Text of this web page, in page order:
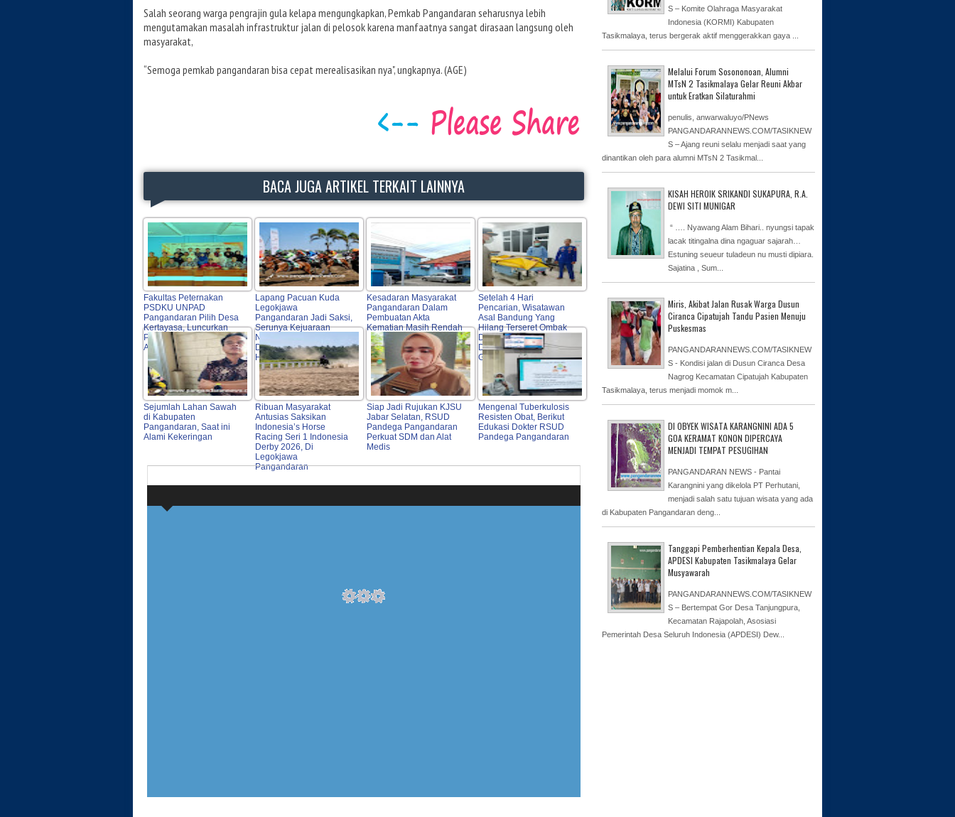
Salah seorang warga pengrajin gula kelapa mengungkapkan, Pemkab Pangandaran seharusnya lebih
mengutamakan masalah infrastruktur jalan di pelosok karena manfaatnya sangat dirasaan langsung oleh
masyarakat,
“Semoga pemkab pangandaran bisa cepat merealisasikan nya", ungkapnya. (AGE)
BACA JUGA ARTIKEL TERKAIT LAINNYA
Fakultas Peternakan
PSDKU UNPAD
Pangandaran Pilih Desa
Kertayasa, Luncurkan
Program Pendampingan
Agrokompleks
Lapang Pacuan Kuda
Legokjawa
Pangandaran Jadi Saksi,
Serunya Kejuaraan
Nasional Seri I Indonesia
Derby 2026 Indonesia's
Horse Racing
Kesadaran Masyarakat
Pangandaran Dalam
Pembuatan Akta
Kematian Masih Rendah
Setelah 4 Hari
Pencarian, Wisatawan
Asal Bandung Yang
Hilang Terseret Ombak
Di Pantai Pangandaran
Ditemukan Petugas
Gabungan
Sejumlah Lahan Sawah
di Kabupaten
Pangandaran, Saat ini
Alami Kekeringan
Ribuan Masyarakat
Antusias Saksikan
Indonesia’s Horse
Racing Seri 1 Indonesia
Derby 2026, Di
Legokjawa
Pangandaran
Siap Jadi Rujukan KJSU
Jabar Selatan, RSUD
Pandega Pangandaran
Perkuat SDM dan Alat
Medis
Mengenal Tuberkulosis
Resisten Obat, Berikut
Edukasi Dokter RSUD
Pandega Pangandaran
S – Komite Olahraga Masyarakat
Indonesia (KORMI) Kabupaten
Tasikmalaya, terus bergerak aktif menggerakkan gaya ...
Melalui Forum Sosononoan, Alumni
MTsN 2 Tasikmalaya Gelar Reuni Akbar
untuk Eratkan Silaturahmi
penulis, anwarwaluyo/PNews
PANGANDARANNEWS.COM/TASIKNEW
S – Ajang reuni selalu menjadi saat yang
dinantikan oleh para alumni MTsN 2 Tasikmal...
KISAH HEROIK SRIKANDI SUKAPURA, R.A.
DEWI SITI MUNIGAR
“ …. Nyawang Alam Bihari.. nyungsi tapak
lacak titingalna dina ngaguar sajarah…
Estuning seueur tuladeun nu musti dipiara.
Sajatina , Sum...
Miris, Akibat Jalan Rusak Warga Dusun
Ciranca Cipatujah Tandu Pasien Menuju
Puskesmas
PANGANDARANNEWS.COM/TASIKNEW
S - Kondisi jalan di Dusun Ciranca Desa
Nagrog Kecamatan Cipatujah Kabupaten
Tasikmalaya, terus menjadi momok m...
DI OBYEK WISATA KARANGNINI ADA 5
GOA KERAMAT KONON DIPERCAYA
MENJADI TEMPAT PESUGIHAN
PANGANDARAN NEWS - Pantai
Karangnini yang dikelola PT Perhutani,
menjadi salah satu tujuan wisata yang ada
di Kabupaten Pangandaran deng...
Tanggapi Pemberhentian Kepala Desa,
APDESI Kabupaten Tasikmalaya Gelar
Musyawarah
PANGANDARANNEWS.COM/TASIKNEW
S – Bertempat Gor Desa Tanjungpura,
Kecamatan Rajapolah, Asosiasi
Pemerintah Desa Seluruh Indonesia (APDESI) Dew...